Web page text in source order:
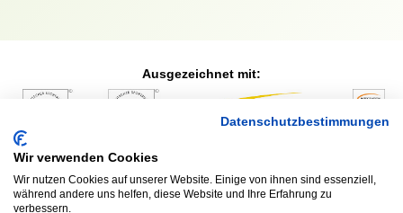
Ausgezeichnet mit:
Datenschutzbestimmungen
Wir verwenden Cookies
Wir nutzen Cookies auf unserer Website. Einige von ihnen sind essenziell,
während andere uns helfen, diese Website und Ihre Erfahrung zu
verbessern.